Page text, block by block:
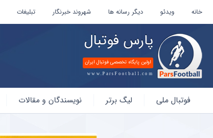
خانه ویدئو دیگر رسانه ها شهروند خبرنگار تبلیغات
پارس فوتبال
اولین پایگاه تخصصی فوتبال ایران
www.ParsFootball.com
فوتبال
فوتبال ملی لیگ برتر نویسندگان و مقالات